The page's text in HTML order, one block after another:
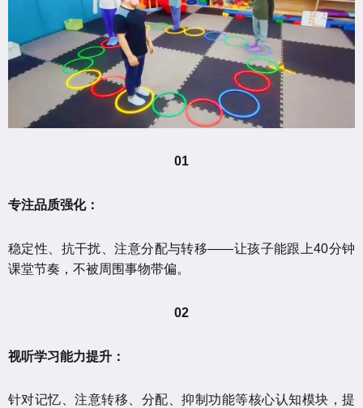
01
专注品质强化：
稳定性、抗干扰、注意分配与转移——让孩子能跟上40分钟
课堂节奏，不被周围事物带偏。
02
视听学习能力提升：
针对记忆、注意转移、分配、抑制功能等核心认知模块，提